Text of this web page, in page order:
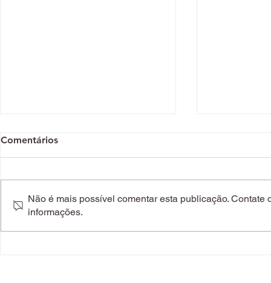
#hAllbookclub. Reunimos
Crítica.
Comentários
Não é mais possível comentar esta publicação. Contate
informações.